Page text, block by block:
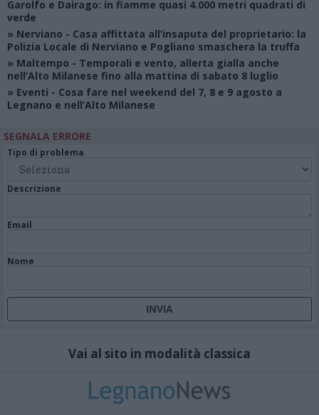
Garolfo e Dairago: in fiamme quasi 4.000 metri quadrati di
verde
» Nerviano - Casa affittata all’insaputa del proprietario: la
Polizia Locale di Nerviano e Pogliano smaschera la truffa
» Maltempo - Temporali e vento, allerta gialla anche
nell’Alto Milanese fino alla mattina di sabato 8 luglio
» Eventi - Cosa fare nel weekend del 7, 8 e 9 agosto a
Legnano e nell’Alto Milanese
SEGNALA ERRORE
Tipo di problema
Descrizione
Email
Nome
Vai al sito in modalità classica